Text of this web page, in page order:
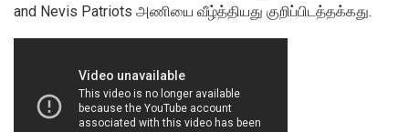
and Nevis Patriots அணியை வீழ்த்தியது குறிப்பிடத்தக்கது.